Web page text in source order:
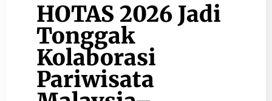
HOTAS 2026 Jadi
Tonggak
Kolaborasi
Pariwisata